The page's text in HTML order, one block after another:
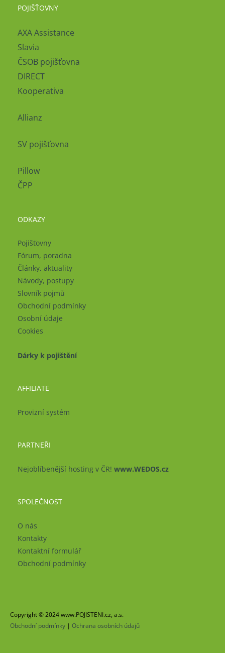
POJIŠŤOVNY
AXA Assistance
Slavia
ČSOB pojišťovna
DIRECT
Kooperativa
Allianz
SV pojišťovna
Pillow
ČPP
ODKAZY
Pojišťovny
Fórum, poradna
Články, aktuality
Návody, postupy
Slovník pojmů
Obchodní podmínky
Osobní údaje
Cookies
Dárky k pojištění
AFFILIATE
Provizní systém
PARTNEŘI
Nejoblíbenější hosting v ČR! www.WEDOS.cz
SPOLEČNOST
O nás
Kontakty
Kontaktní formulář
Obchodní podmínky
Copyright © 2024 www.POJISTENI.cz, a.s.
Obchodní podmínky | Ochrana osobních údajů